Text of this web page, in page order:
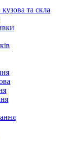
та скла